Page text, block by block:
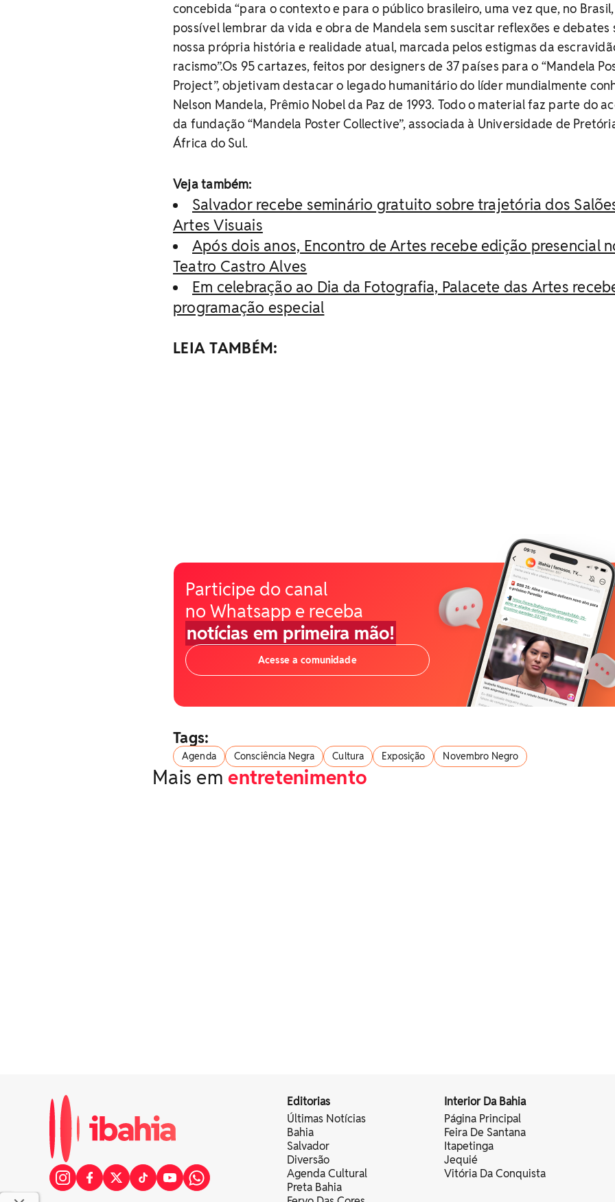
concebida “para o contexto e para o público brasileiro, uma vez que, no
possível lembrar da vida e obra de Mandela sem suscitar reflexões e debates
nossa própria história e realidade atual, marcada pelos estigmas da
racismo”.Os 95 cartazes, feitos por designers de 37 países para o “Mandela
Project”, objetivam destacar o legado humanitário do líder mundialmente
Nelson Mandela, Prêmio Nobel da Paz de 1993. Todo o material faz parte do
da fundação “Mandela Poster Collective”, associada à Universidade de
África do Sul.
Veja também:
Salvador recebe seminário gratuito sobre trajetória dos
Artes Visuais
Após dois anos, Encontro de Artes recebe edição presencial
Teatro Castro Alves
Em celebração ao Dia da Fotografia, Palacete das Artes
programação especial
LEIA TAMBÉM:
Participe do canal
no Whatsapp e receba
notícias em primeira mão!
Acesse a comunidade
Tags:
Agenda Consciência Negra Cultura Exposição Novembro Negro
Mais ementretenimento
Editorias
Últimas Notícias
Bahia
Salvador
Diversão
Agenda Cultural
Preta Bahia
Interior Da Bahia
Página Principal
Feira De Santana
Itapetinga
Jequié
Vitória Da Conquista